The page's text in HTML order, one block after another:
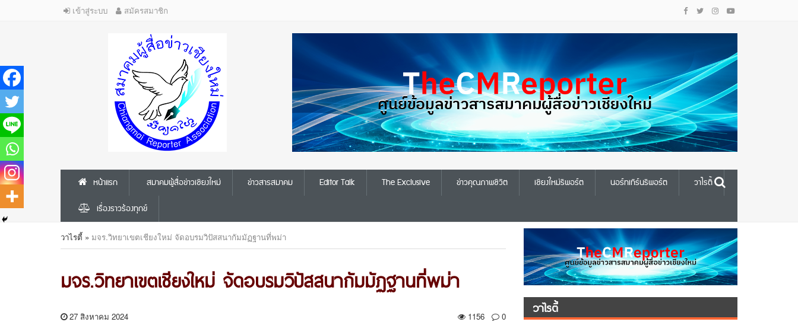
เข้าสู่ระบบ สมัครสมาชิก
หน้าแรก สมาคมผู้สื่อข่าวเชียงใหม่ ข่าวสารสมาคม Editor Talk The Exclusive ข่าวคุณภาพชีวิต เชียงใหม่รีพอร์ต นอร์ทเทิร์นรีพอร์ต
วาไรตี้
เรื่องราวร้องทุกข์
วาไรตี้ » มจร.วิทยาเขตเชียงใหม่ จัดอบรมวิปัสสนากัมมัฏฐานที่พม่า
มจร.วิทยาเขตเชียงใหม่ จัดอบรมวิปัสสนากัมมัฏฐานที่พม่า
27 สิงหาคม 2024 1156 0
วาไรตี้